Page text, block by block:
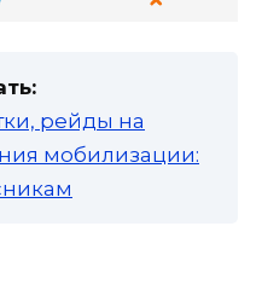
рейды на
мобилизации: